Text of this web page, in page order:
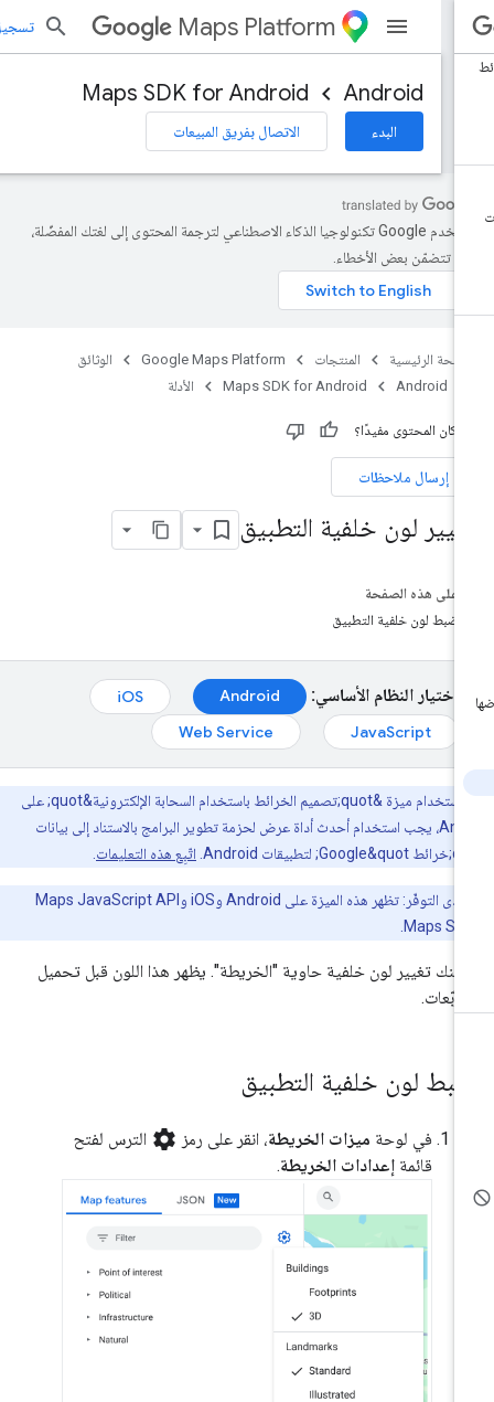
Maps Platform تسجيل
Android
Maps SDK for Android
الاتصال بفريق المبيعات
تستخدم Google تكنولوجيا الذكاء الاصطناعي لترجمة المحتوى إلى لغتك المفضّلة،
تتضمّن بعض الأخطاء.
الرئيسية المنتجات Google Maps Platform
الوثائق
Android
Maps SDK for Android الأدلة
كان المحتوى مفيدًا؟
إرسال ملاحظات
لون خلفية التطبيق
على هذه الصفحة
ضبط لون خلفية التطبيق
اختيار النظام الأساسي: Android
iOS
JavaScript
Web Service
لاستخدام ميزة &quot;تصميم الخرائط باستخدام السحابة الإلكترونية&quot; على
Android، يجب استخدام أحدث أداة عرض لحزمة تطوير البرامج بالاستناد إلى بيانات
اتّبِع هذه التعليمات.
مدى التوفّر: تظهر هذه الميزة على Android وiOS وMaps JavaScript API
تغيير لون خلفية حاوية "الخريطة". يظهر هذا اللون قبل تحميل
لون خلفية التطبيق
في لوحةميزات الخريطة ، انقر على رمز settings الترس لفتح
قائمةإعدادات الخريطة .